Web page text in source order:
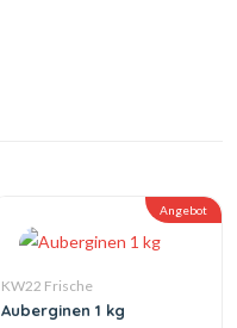
Angebot
KW22 Frische
Auberginen 1 kg